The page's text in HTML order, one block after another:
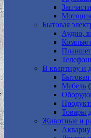
Бытовая
Аудио,
В квартиру и
Бытовая
Мебель
Товары
Животные и